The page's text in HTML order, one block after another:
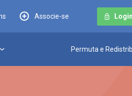
Associe-se Login
Permuta e